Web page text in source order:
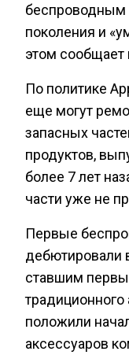
беспроводным
поколения и
этом сообщает
По политике
еще могут
запасных
продуктов,
более 7 лет
части уже не
Первые
дебютировали
ставшим
положили
аксессуаров